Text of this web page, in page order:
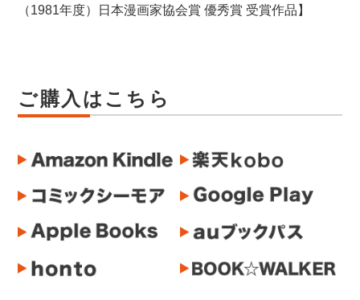
（1981年度）日本漫画家協会賞 優秀賞 受賞作品】
ご購入はこちら